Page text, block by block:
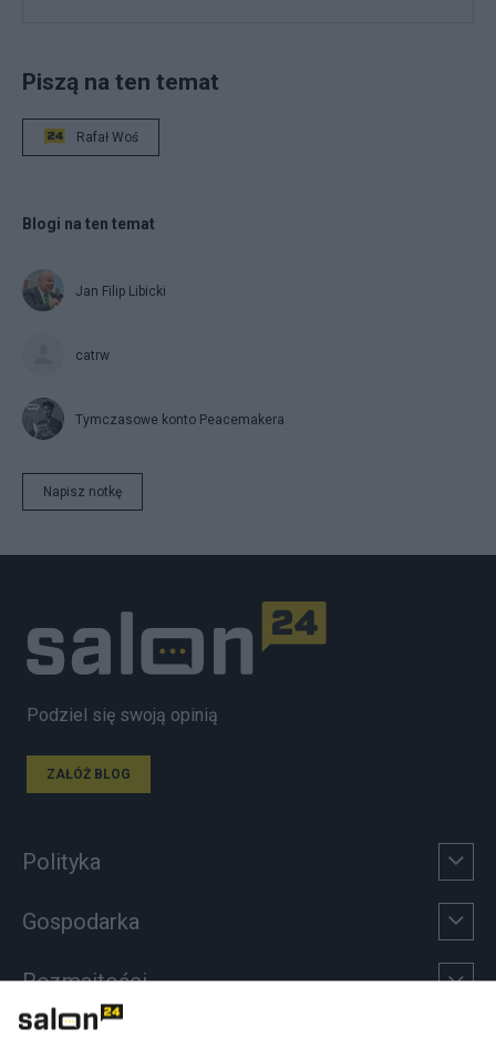
Piszą na ten temat
Rafał Woś
Blogi na ten temat
Jan Filip Libicki
catrw
Tymczasowe konto Peacemakera
Napisz notkę
Podziel się swoją opinią
ZAŁÓŻ BLOG
Polityka
Gospodarka
Rozmaitości